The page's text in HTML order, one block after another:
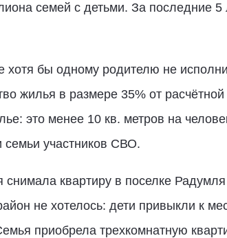
семей с детьми. За последние 5
бы одному родителю не
жилья в размере 35% от расчётной
это менее 10 кв. метров на
участников СВО.
квартиру в поселке
не хотелось: дети привыкли к
приобрела трехкомнатную